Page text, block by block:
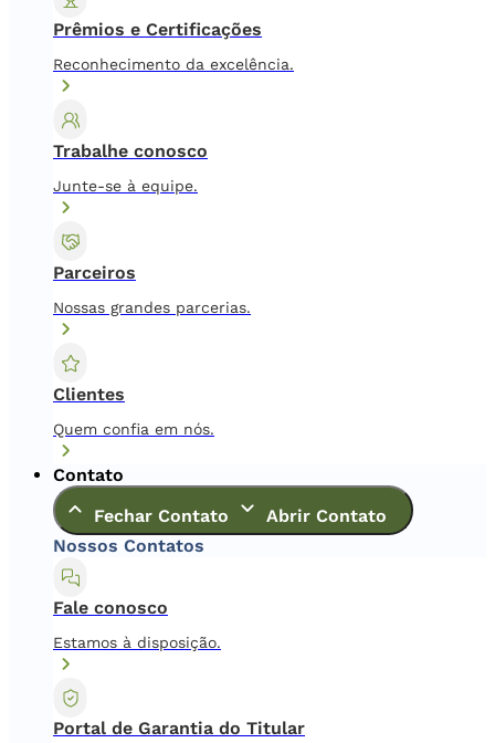
Prêmios e Certificações
Reconhecimento da excelência.
Trabalhe conosco
Junte-se à equipe.
Parceiros
Nossas grandes parcerias.
Clientes
Quem confia em nós.
Contato
Fechar Contato
Abrir Contato
Nossos Contatos
Fale conosco
Estamos à disposição.
Portal de Garantia do Titular